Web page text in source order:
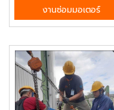
งานซ่อมมอเตอร์